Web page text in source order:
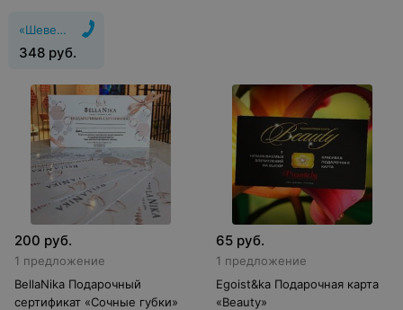
«Шевелюра»
348 руб.
200 руб.
1 предложение
BellaNika Подарочный
сертификат «Сочные губки»
65 руб.
1 предложение
Egoist&ka Подарочная карта
«Beauty»